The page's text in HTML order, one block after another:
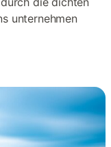
unternehmen